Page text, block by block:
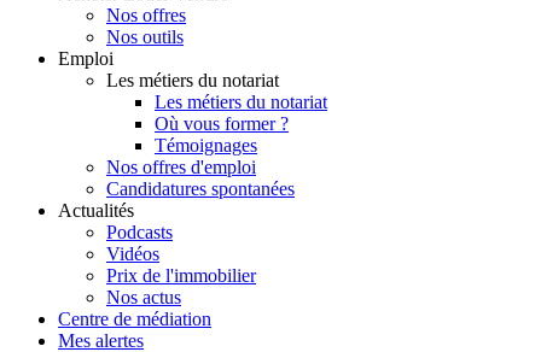
Nos offres
Nos outils
Emploi
Les métiers du notariat
Les métiers du notariat
Où vous former ?
Témoignages
Nos offres d'emploi
Candidatures spontanées
Actualités
Podcasts
Vidéos
Prix de l'immobilier
Nos actus
Centre de médiation
Mes alertes